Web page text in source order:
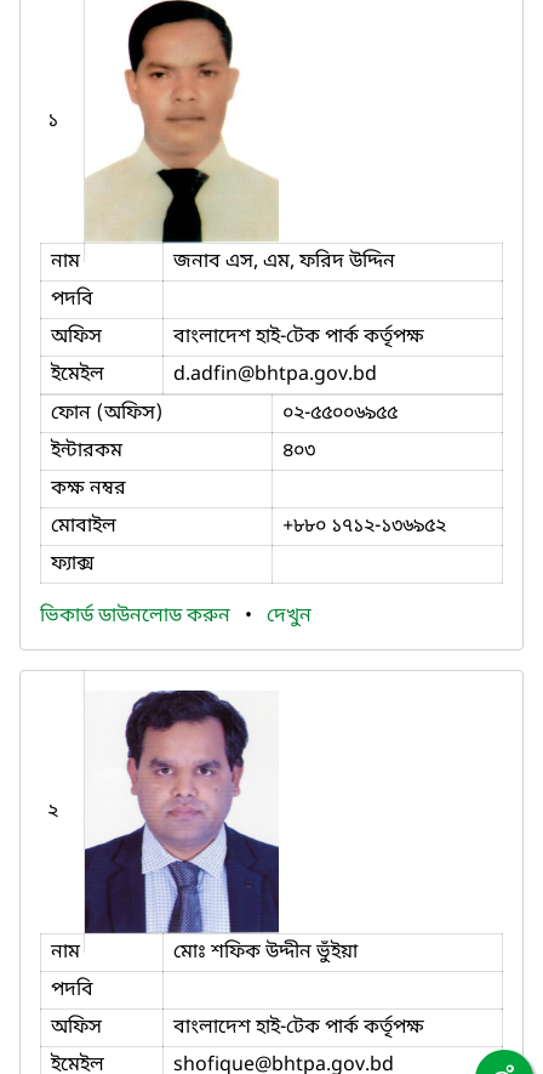
১
নাম
জনাব এস, এম, ফরিদ উদ্দিন
পদবি
অফিস
বাংলাদেশ হাই-টেক পার্ক কর্তৃপক্ষ
ইমেইল
d.adfin@bhtpa.gov.bd
ফোন (অফিস)
০২-৫৫০০৬৯৫৫
ইন্টারকম
৪০৩
কক্ষ নম্বর
মোবাইল
+৮৮০ ১৭১২-১৩৬৯৫২
ফ্যাক্স
ভিকার্ড ডাউনলোড করুন • দেখুন
২
নাম
মোঃ শফিক উদ্দীন ভুঁইয়া
পদবি
অফিস
বাংলাদেশ হাই-টেক পার্ক কর্তৃপক্ষ
ইমেইল
shofique@bhtpa.gov.bd